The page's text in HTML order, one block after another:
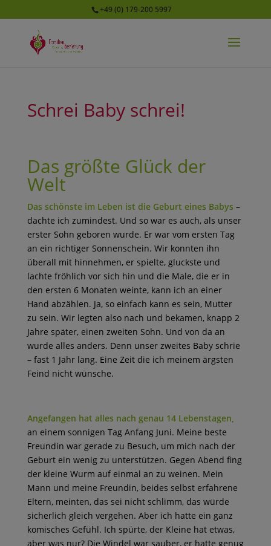
+49 (0) 179-200 5997
Schrei Baby schrei!
Das größte Glück der
Welt
Das schönste im Leben ist die Geburt eines Babys –
dachte ich zumindest. Und so war es auch, als unser
erster Sohn geboren wurde. Er war vom ersten Tag
an ein richtiger Sonnenschein. Wir konnten ihn
überall mit hinnehmen, er spielte, gluckste und
lachte fröhlich vor sich hin und die Male, die er in
den ersten 6 Monaten weinte, kann ich an einer
Hand abzählen. Ja, so einfach kann es sein, Mutter
zu sein. Wir legten also nach und bekamen, knapp 2
Jahre später, einen zweiten Sohn. Und von da an
wurde alles anders. Denn unser zweites Baby schrie
– fast 1 Jahr lang. Eine Zeit die ich meinem ärgsten
Feind nicht wünsche.
Angefangen hat alles nach genau 14 Lebenstagen,
an einem sonnigen Tag Anfang Juni. Meine beste
Freundin war gerade zu Besuch, um mich nach der
Geburt ein wenig zu unterstützen. Gegen Abend fing
der kleine Wurm auf einmal an zu weinen. Mein
Mann und meine Freundin, beides selbst erfahrene
Eltern, meinten, das sei nicht schlimm, das würde
sicherlich gleich vergehen. Aber ich hatte ein ganz
komisches Gefühl. Ich spürte, der Kleine hat etwas,
aber was nur? Die Windel war sauber, er hatte genug